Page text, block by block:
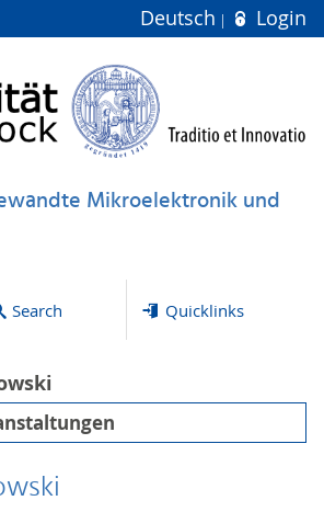
Deutsch Login
Mikroelektronik und
Search Quicklinks